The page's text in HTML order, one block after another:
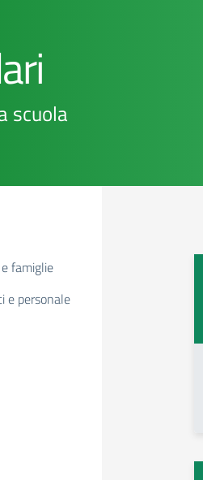
scuola
famiglie
e personale